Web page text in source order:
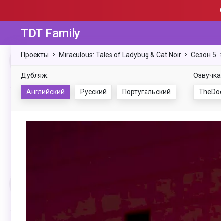
TDT Family
Проекты Miraculous: Tales of Ladybug & Cat Noir Сезон 5
Дубляж:
Английский Русский Португальский